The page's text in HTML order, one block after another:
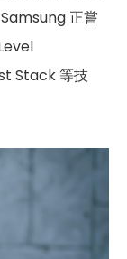
正嘗
Stack 等技